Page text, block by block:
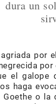
dura un
por
por
el galope
haga
Goethe o la